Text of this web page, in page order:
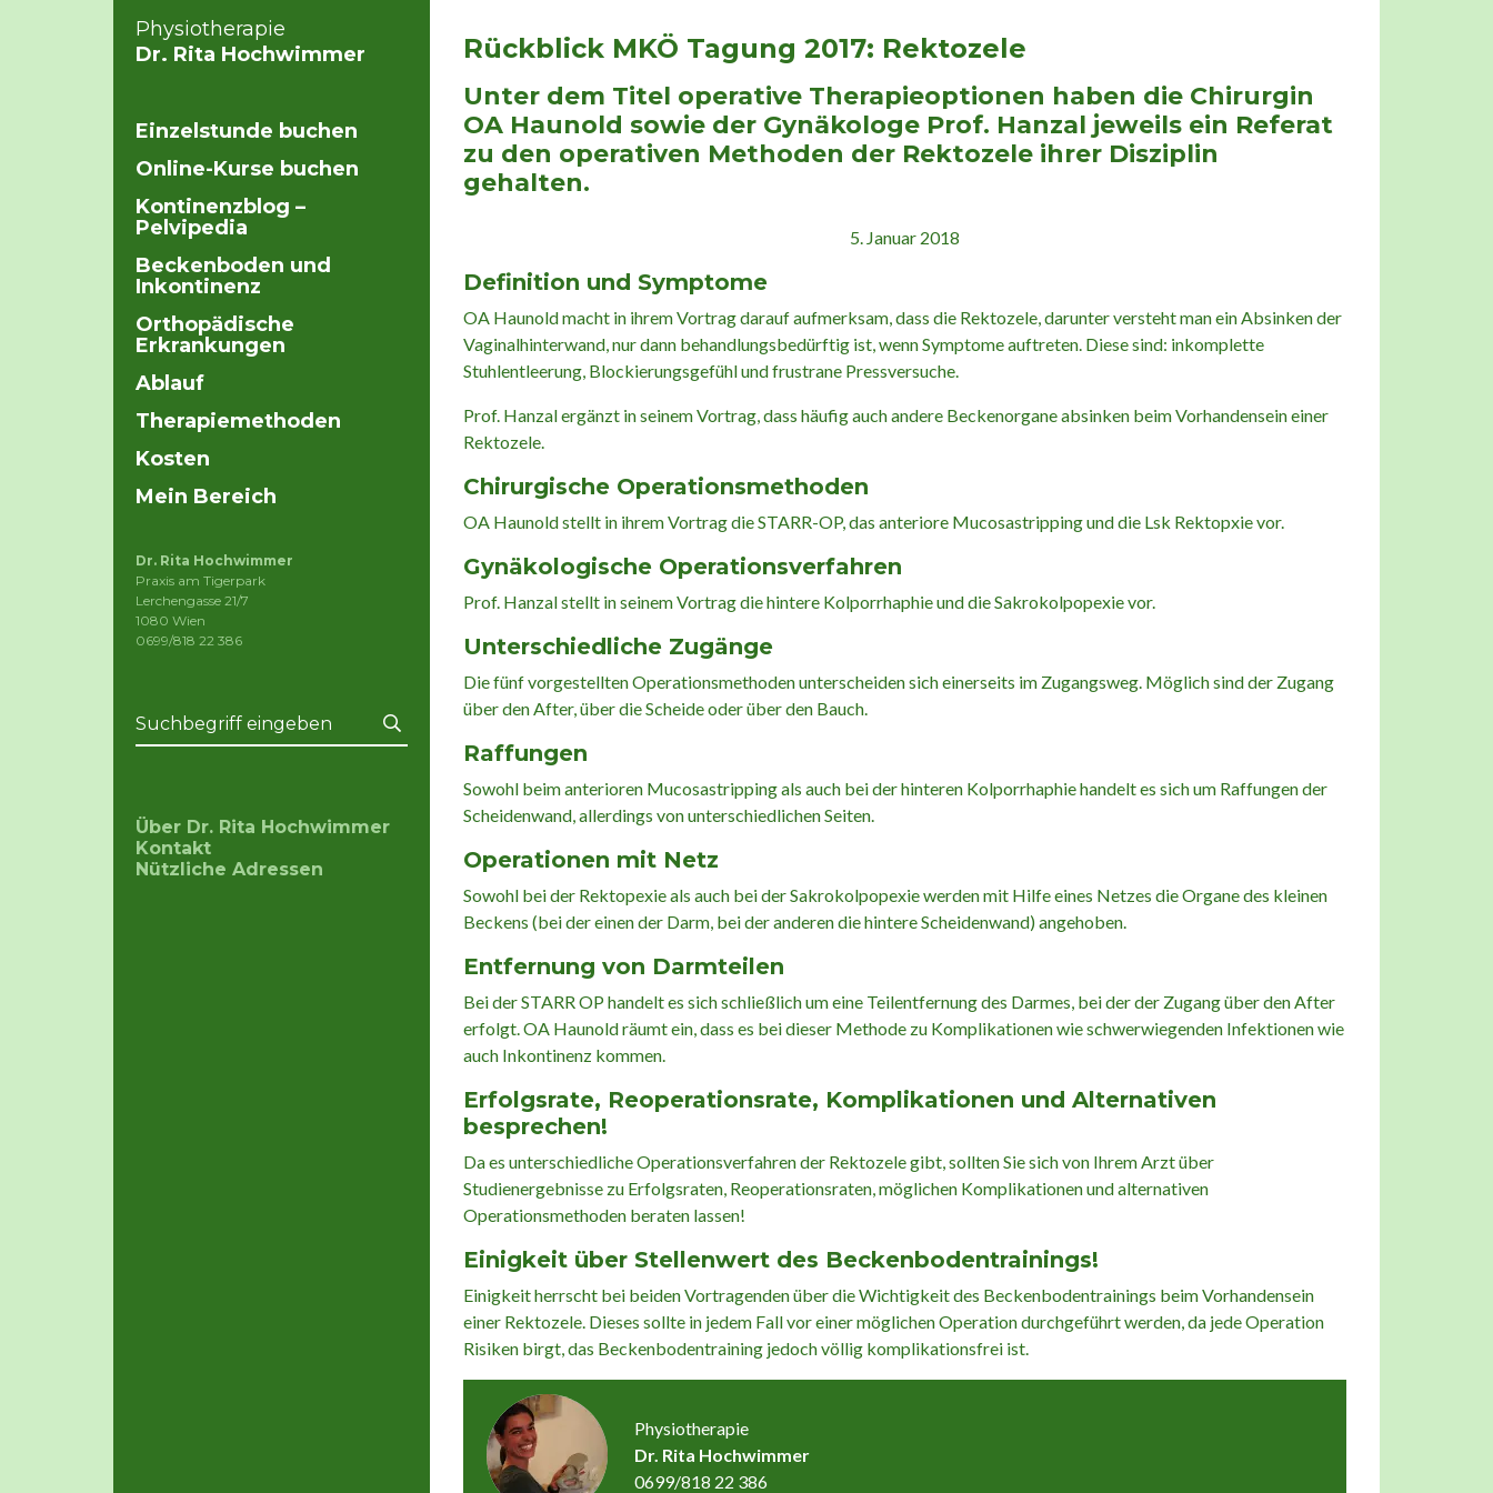
Physiotherapie
Dr. Rita Hochwimmer
Einzelstunde buchen
Online-Kurse buchen
Kontinenzblog –
Pelvipedia
Beckenboden und
Inkontinenz
Orthopädische
Erkrankungen
Ablauf
Therapiemethoden
Kosten
Mein Bereich
Dr. Rita Hochwimmer
Praxis am Tigerpark
Lerchengasse 21/7
1080 Wien
0699/818 22 386
Über Dr. Rita Hochwimmer
Kontakt
Nützliche Adressen
Rückblick MKÖ Tagung 2017: Rektozele
Unter dem Titel operative Therapieoptionen haben die Chirurgin
OA Haunold sowie der Gynäkologe Prof. Hanzal jeweils ein Referat
zu den operativen Methoden der Rektozele ihrer Disziplin
gehalten.
5. Januar 2018
Definition und Symptome
OA Haunold macht in ihrem Vortrag darauf aufmerksam, dass die Rektozele, darunter versteht man ein Absinken der
Vaginalhinterwand, nur dann behandlungsbedürftig ist, wenn Symptome auftreten. Diese sind: inkomplette
Stuhlentleerung, Blockierungsgefühl und frustrane Pressversuche.
Prof. Hanzal ergänzt in seinem Vortrag, dass häufig auch andere Beckenorgane absinken beim Vorhandensein einer
Rektozele.
Chirurgische Operationsmethoden
OA Haunold stellt in ihrem Vortrag die STARR-OP, das anteriore Mucosastripping und die Lsk Rektopxie vor.
Gynäkologische Operationsverfahren
Prof. Hanzal stellt in seinem Vortrag die hintere Kolporrhaphie und die Sakrokolpopexie vor.
Unterschiedliche Zugänge
Die fünf vorgestellten Operationsmethoden unterscheiden sich einerseits im Zugangsweg. Möglich sind der Zugang
über den After, über die Scheide oder über den Bauch.
Raffungen
Sowohl beim anterioren Mucosastripping als auch bei der hinteren Kolporrhaphie handelt es sich um Raffungen der
Scheidenwand, allerdings von unterschiedlichen Seiten.
Operationen mit Netz
Sowohl bei der Rektopexie als auch bei der Sakrokolpopexie werden mit Hilfe eines Netzes die Organe des kleinen
Beckens (bei der einen der Darm, bei der anderen die hintere Scheidenwand) angehoben.
Entfernung von Darmteilen
Bei der STARR OP handelt es sich schließlich um eine Teilentfernung des Darmes, bei der der Zugang über den After
erfolgt. OA Haunold räumt ein, dass es bei dieser Methode zu Komplikationen wie schwerwiegenden Infektionen wie
auch Inkontinenz kommen.
Erfolgsrate, Reoperationsrate, Komplikationen und Alternativen
besprechen!
Da es unterschiedliche Operationsverfahren der Rektozele gibt, sollten Sie sich von Ihrem Arzt über
Studienergebnisse zu Erfolgsraten, Reoperationsraten, möglichen Komplikationen und alternativen
Operationsmethoden beraten lassen!
Einigkeit über Stellenwert des Beckenbodentrainings!
Einigkeit herrscht bei beiden Vortragenden über die Wichtigkeit des Beckenbodentrainings beim Vorhandensein
einer Rektozele. Dieses sollte in jedem Fall vor einer möglichen Operation durchgeführt werden, da jede Operation
Risiken birgt, das Beckenbodentraining jedoch völlig komplikationsfrei ist.
Physiotherapie
Dr. Rita Hochwimmer
0699/818 22 386